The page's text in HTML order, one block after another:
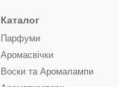
Каталог
Парфуми
Аромасвічки
Воски та Аромалампи